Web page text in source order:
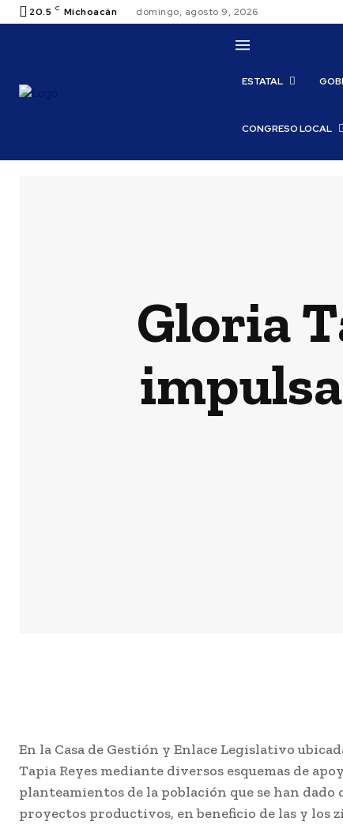
20.5 C Michoacán domingo, agosto 9, 2026
ESTATAL
CONGRESO LOCAL
Gloria
En la Casa de Gestión y Enlace Legislativo
Tapia Reyes mediante diversos esquemas de
planteamientos de la población que se han
proyectos productivos, en beneficio de las y los